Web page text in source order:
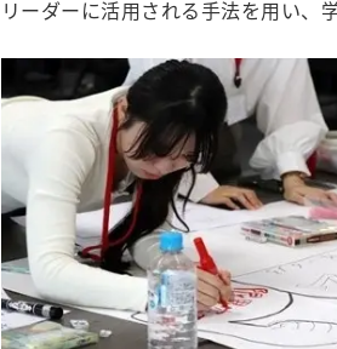
リーダーに活用される手法を用い、